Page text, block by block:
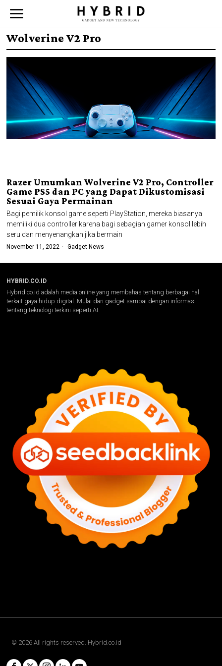
Wolverine V2 Pro
Razer Umumkan Wolverine V2 Pro, Controller
Game PS5 dan PC yang Dapat Dikustomisasi
Sesuai Gaya Permainan
Bagi pemilik konsol game seperti PlayStation, mereka biasanya
memiliki dua controller karena bagi sebagian gamer konsol lebih
seru dan menyenangkan jika bermain
November 11, 2022 Gadget News
HYBRID.CO.ID
Hybrid.co.id adalah media online yang membahas tentang berbagai hal
terkait gaya hidup digital. Mulai dari gadget sampai dengan informasi
tentang teknologi terkini seperti AI.
© 2026 All rights reserved. Hybrid.co.id